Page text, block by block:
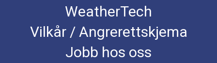
WeatherTech
Vilkår / Angrerettskjema
Jobb hos oss